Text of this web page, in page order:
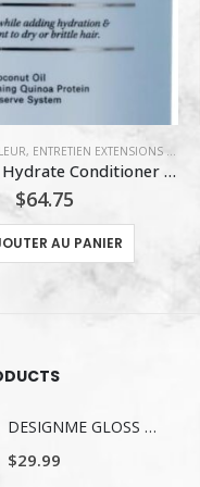
HYDRATANT,REF STOCKHOLM
CAPILLAIRES,PRODUITS HYDRATANT
REF INTENSE HYDRATE SHAMPOO 285ML
$26.99
AU PANIER
DESIGNME GLOSS ME SERUM POUR LES CHEVEUX 80ML
$29.99